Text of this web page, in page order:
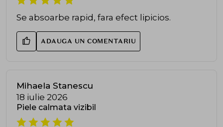
Se absoarbe rapid, fara efect lipicios.
ADAUGA UN COMENTARIU
Mihaela Stanescu
18 iulie 2026
Piele calmata vizibil